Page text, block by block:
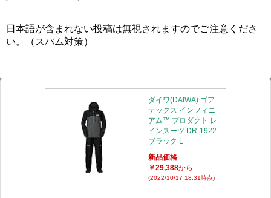
日本語が含まれない投稿は無視されますのでご注意くださ
い。（スパム対策）
ダイワ(DAIWA) ゴア
テックス インフィニ
アム™ プロダクト レ
インスーツ DR-1922
ブラック L
新品価格
￥29,388から
(2022/10/17 18:31時点)